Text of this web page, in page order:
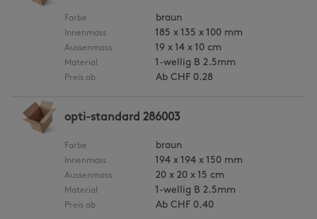
Farbe braun
Innenmass 185 x 135 x 100 mm
Aussenmass 19 x 14 x 10 cm
Material 1-wellig B 2.5mm
Preis ab Ab CHF 0.28
opti-standard 286003
Farbe braun
Innenmass 194 x 194 x 150 mm
Aussenmass 20 x 20 x 15 cm
Material 1-wellig B 2.5mm
Preis ab Ab CHF 0.40